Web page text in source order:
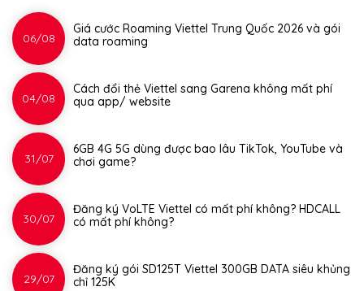
06/08
Giá cước Roaming Viettel Trung Quốc 2026 và gói
data roaming
04/08
Cách đổi thẻ Viettel sang Garena không mất phí
qua app/ website
31/07
6GB 4G 5G dùng được bao lâu TikTok, YouTube và
chơi game?
30/07
Đăng ký VoLTE Viettel có mất phí không? HDCALL
có mất phí không?
29/07
Đăng ký gói SD125T Viettel 300GB DATA siêu khủng
chỉ 125K